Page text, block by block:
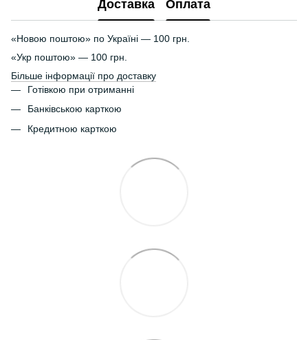
Доставка Оплата
«Новою поштою» по Україні — 100 грн.
«Укр поштою» — 100 грн.
Більше інформації про доставку
Готівкою при отриманні
Банківською карткою
Кредитною карткою